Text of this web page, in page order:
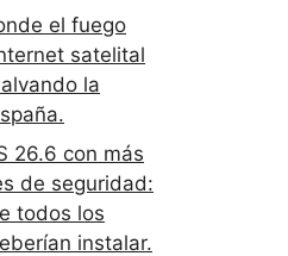
el fuego
satelital
la
26.6 con más
de seguridad:
todos los
instalar.